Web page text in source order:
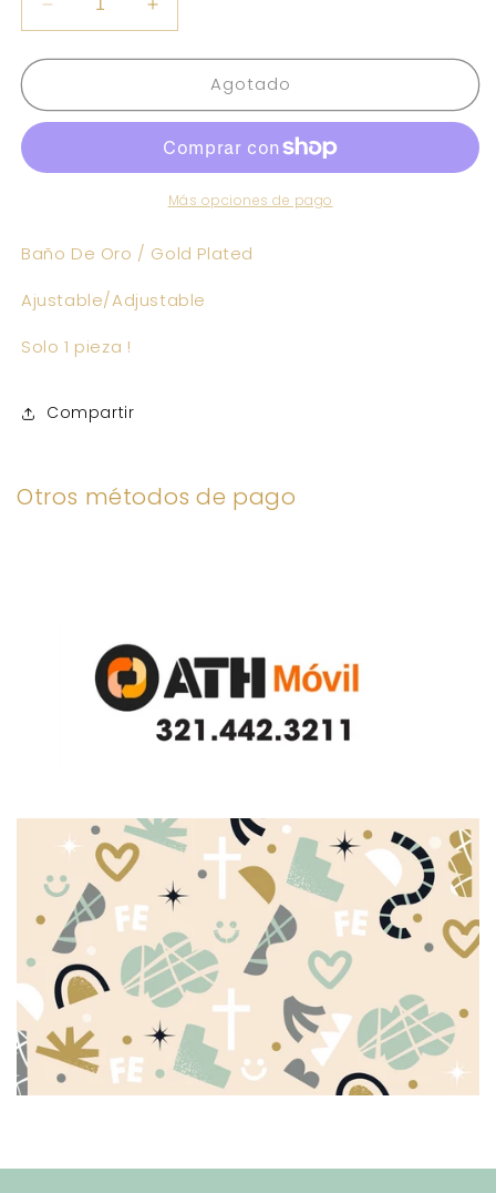
Reducir
cantidad
para
Ring
Aumentar
cantidad
para
BRENDA
Ring
Agotado
Más opciones de pago
Baño De Oro / Gold Plated
Ajustable/Adjustable
Solo 1 pieza !
Compartir
Otros métodos de pago